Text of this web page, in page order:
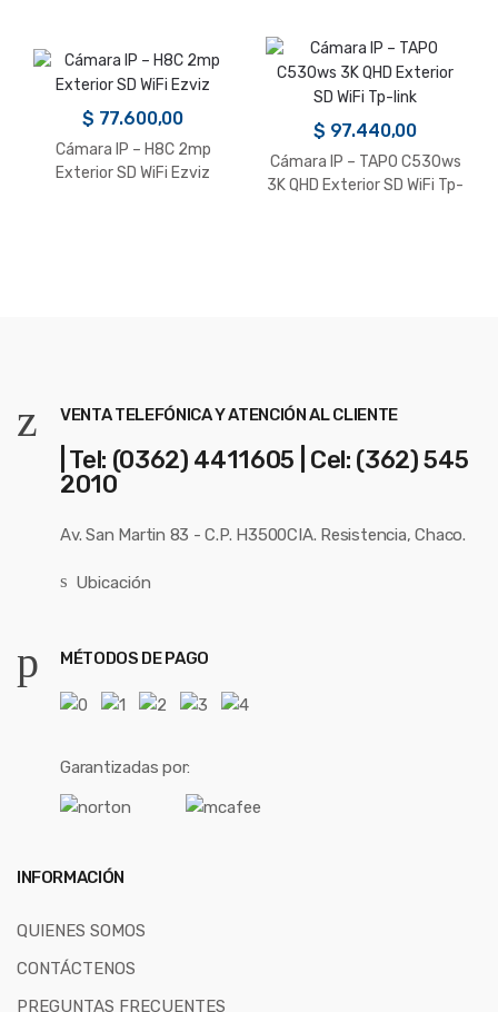
$ 77.600,00
Cámara IP – H8C 2mp
Exterior SD WiFi Ezviz
$ 97.440,00
Cámara IP – TAPO C530ws
3K QHD Exterior SD WiFi Tp-
VENTA TELEFÓNICA Y ATENCIÓN AL CLIENTE
| Tel: (0362) 4411605 | Cel: (362) 545
2010
Av. San Martin 83 - C.P. H3500CIA. Resistencia, Chaco.
Ubicación
MÉTODOS DE PAGO
Garantizadas por:
INFORMACIÓN
QUIENES SOMOS
CONTÁCTENOS
PREGUNTAS FRECUENTES